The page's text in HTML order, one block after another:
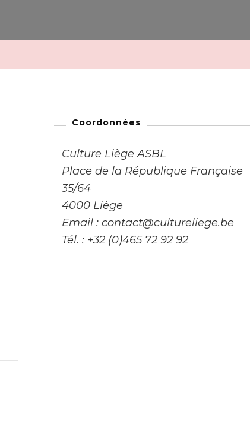
Coordonnées
Culture Liège ASBL
Place de la République Française
35/64
4000 Liège
Email : contact@cultureliege.be
Tél. : +32 (0)465 72 92 92